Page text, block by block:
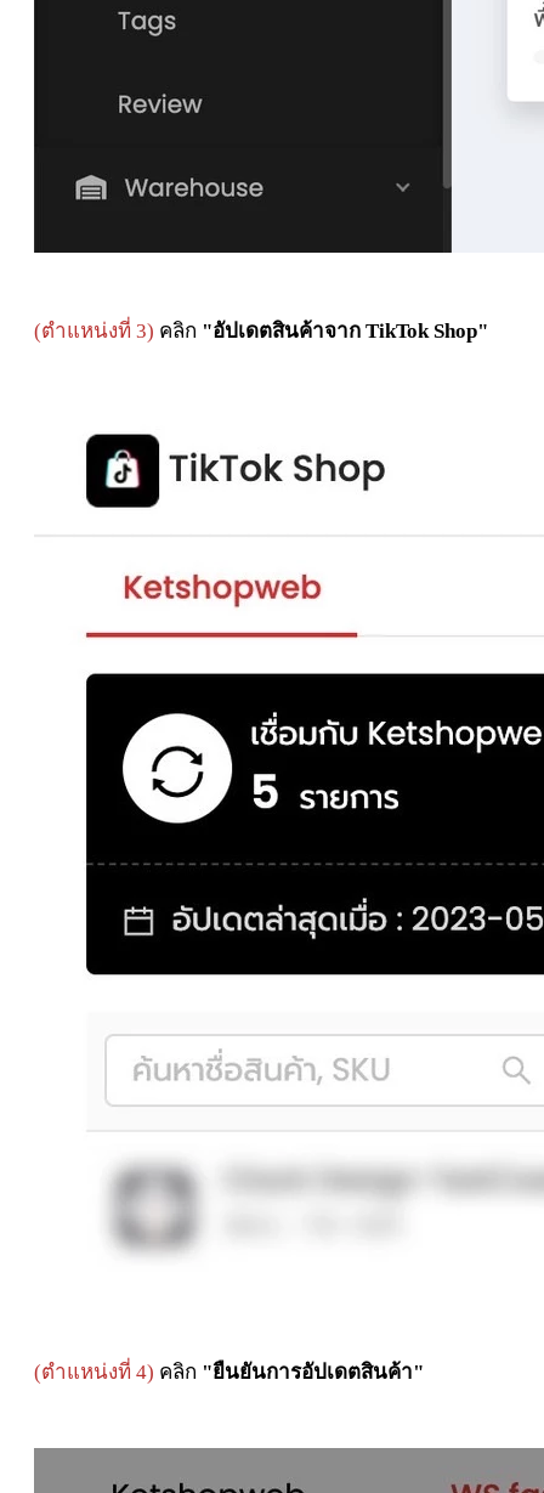
(ตำแหน่งที่ 3) คลิก "อัปเดตสินค้าจาก TikTok Shop"
(ตำแหน่งที่ 4) คลิก "ยืนยันการอัปเดตสินค้า"